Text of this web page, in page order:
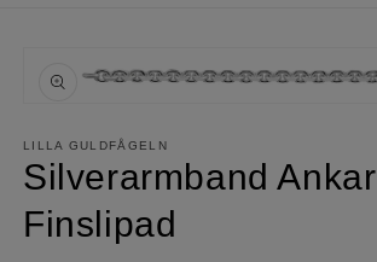
information
1
in
modal
LILLA GULDFÅGELN
Silverarmband Ankar
Finslipad